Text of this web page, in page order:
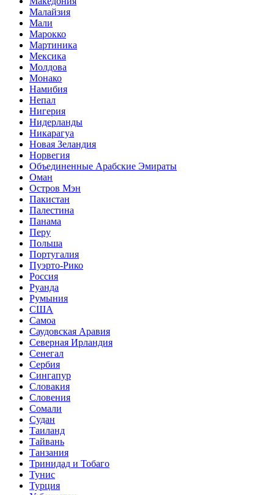
Малайзия
Мали
Марокко
Мартиника
Мексика
Молдова
Монако
Намибия
Непал
Нигерия
Нидерланды
Никарагуа
Новая Зеландия
Норвегия
Объединенные Арабские Эмираты
Оман
Остров Мэн
Пакистан
Палестина
Панама
Перу
Польша
Португалия
Пуэрто-Рико
Россия
Руанда
Румыния
США
Самоа
Саудовская Аравия
Северная Ирландия
Сенегал
Сербия
Сингапур
Словакия
Словения
Сомали
Судан
Таиланд
Тайвань
Танзания
Тринидад и Тобаго
Тунис
Турция